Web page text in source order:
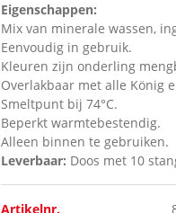
Eigenschappen:
Mix van minerale wassen,
Eenvoudig in gebruik.
Kleuren zijn onderling
Overlakbaar met alle König
Smeltpunt bij 74°C.
Beperkt warmtebestendig.
Alleen binnen te gebruiken.
Leverbaar: Doos met 10
Artikelnr.